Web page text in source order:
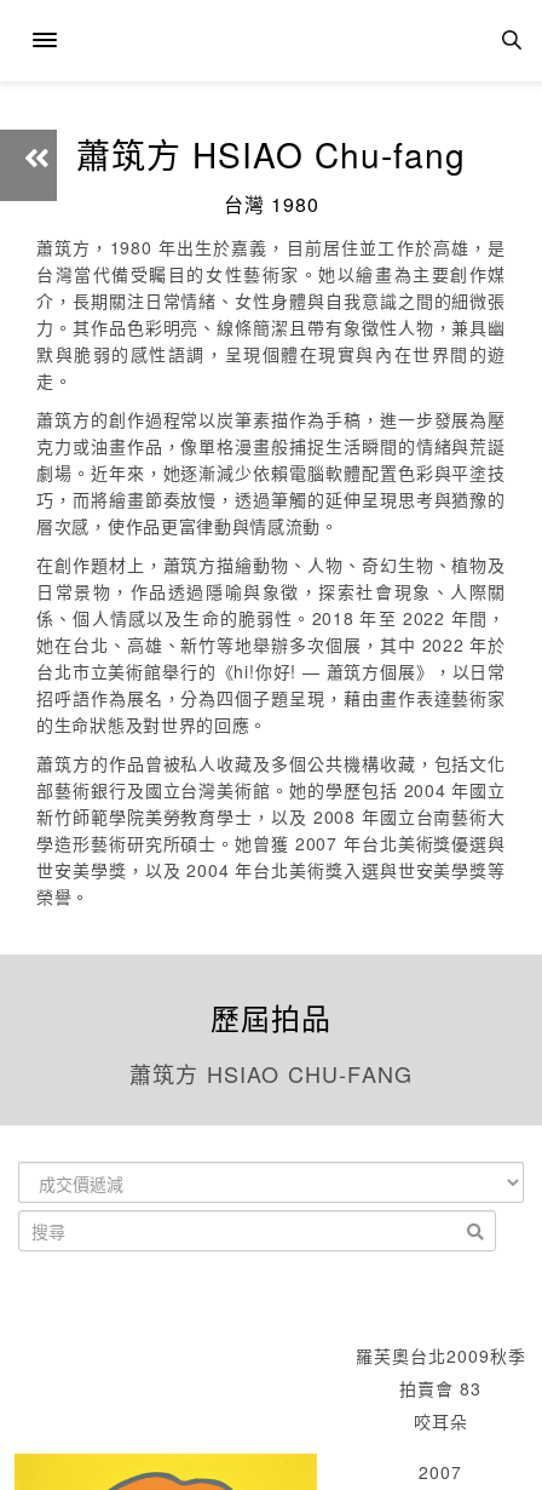
蕭筑方 HSIAO Chu-fang
台灣 1980
蕭筑方，1980 年出生於嘉義，目前居住並工作於高雄，是
台灣當代備受矚目的女性藝術家。她以繪畫為主要創作媒
介，長期關注日常情緒、女性身體與自我意識之間的細微張
力。其作品色彩明亮、線條簡潔且帶有象徵性人物，兼具幽
默與脆弱的感性語調，呈現個體在現實與內在世界間的遊
走。
蕭筑方的創作過程常以炭筆素描作為手稿，進一步發展為壓
克力或油畫作品，像單格漫畫般捕捉生活瞬間的情緒與荒誕
劇場。近年來，她逐漸減少依賴電腦軟體配置色彩與平塗技
巧，而將繪畫節奏放慢，透過筆觸的延伸呈現思考與猶豫的
層次感，使作品更富律動與情感流動。
在創作題材上，蕭筑方描繪動物、人物、奇幻生物、植物及
日常景物，作品透過隱喻與象徵，探索社會現象、人際關
係、個人情感以及生命的脆弱性。2018 年至 2022 年間，
她在台北、高雄、新竹等地舉辦多次個展，其中 2022 年於
台北市立美術館舉行的《hi!你好! — 蕭筑方個展》，以日常
招呼語作為展名，分為四個子題呈現，藉由畫作表達藝術家
的生命狀態及對世界的回應。
蕭筑方的作品曾被私人收藏及多個公共機構收藏，包括文化
部藝術銀行及國立台灣美術館。她的學歷包括 2004 年國立
新竹師範學院美勞教育學士，以及 2008 年國立台南藝術大
學造形藝術研究所碩士。她曾獲 2007 年台北美術獎優選與
世安美學獎，以及 2004 年台北美術獎入選與世安美學獎等
榮譽。
歷屆拍品
蕭筑方 HSIAO CHU-FANG
羅芙奧台北2009秋季
拍賣會 83
咬耳朵
2007